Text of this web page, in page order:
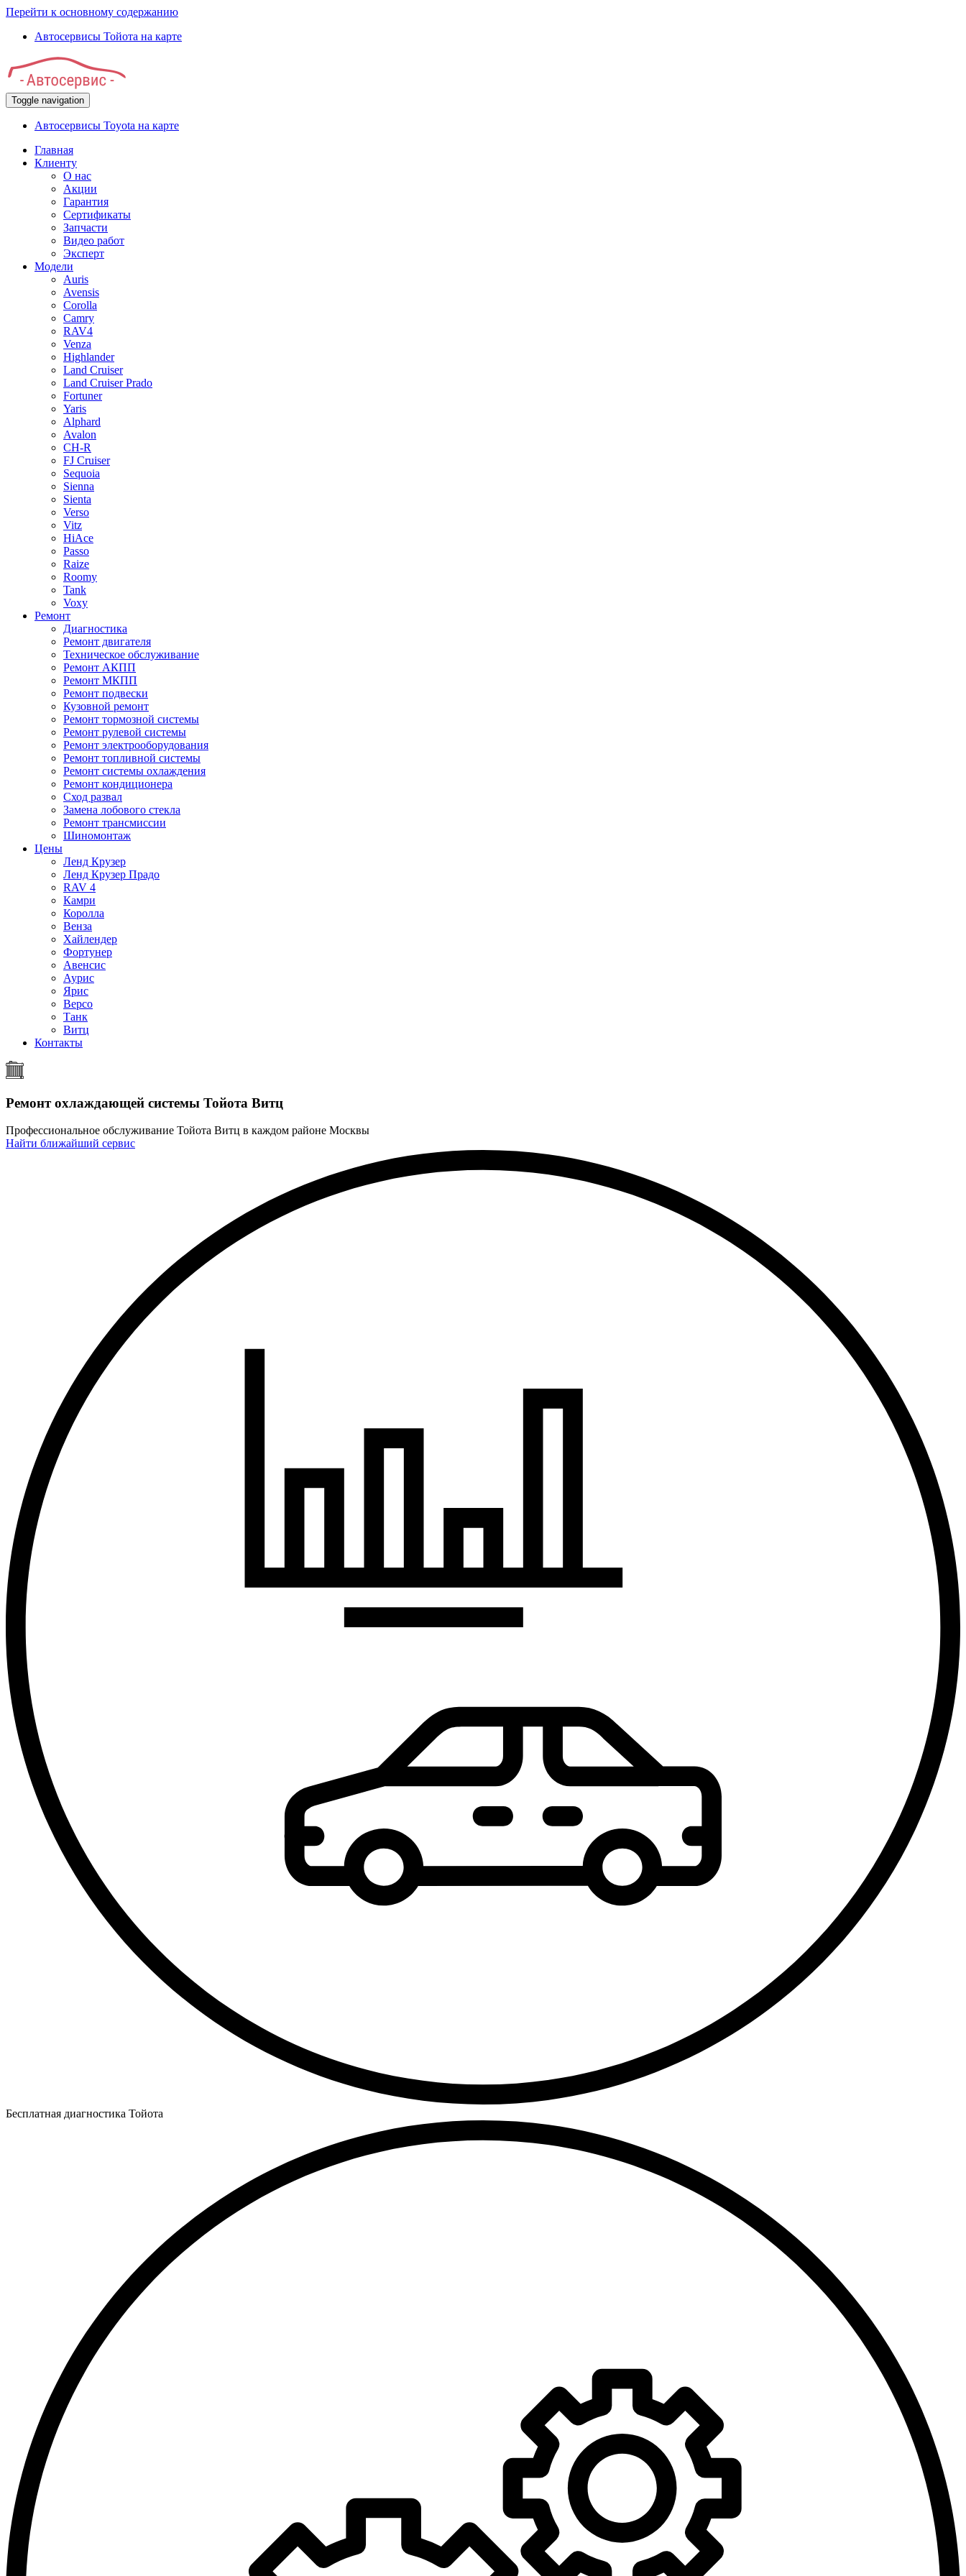
Перейти к основному содержанию
Автосервисы Тойота на карте
Toggle navigation
Автосервисы Toyota на карте
Главная
Клиенту
О нас
Акции
Гарантия
Сертификаты
Запчасти
Видео работ
Эксперт
Модели
Auris
Avensis
Corolla
Camry
RAV4
Venza
Highlander
Land Cruiser
Land Cruiser Prado
Fortuner
Yaris
Alphard
Avalon
CH-R
FJ Cruiser
Sequoia
Sienna
Sienta
Verso
Vitz
HiAce
Passo
Raize
Roomy
Tank
Voxy
Ремонт
Диагностика
Ремонт двигателя
Техническое обслуживание
Ремонт АКПП
Ремонт МКПП
Ремонт подвески
Кузовной ремонт
Ремонт тормозной системы
Ремонт рулевой системы
Ремонт электрооборудования
Ремонт топливной системы
Ремонт системы охлаждения
Ремонт кондиционера
Сход развал
Замена лобового стекла
Ремонт трансмиссии
Шиномонтаж
Цены
Ленд Крузер
Ленд Крузер Прадо
RAV 4
Камри
Королла
Венза
Хайлендер
Фортунер
Авенсис
Аурис
Ярис
Версо
Танк
Витц
Контакты
Ремонт охлаждающей системы Тойота Витц
Профессиональное обслуживание Тойота Витц в каждом районе Москвы
Найти ближайший сервис
Бесплатная диагностика Тойота